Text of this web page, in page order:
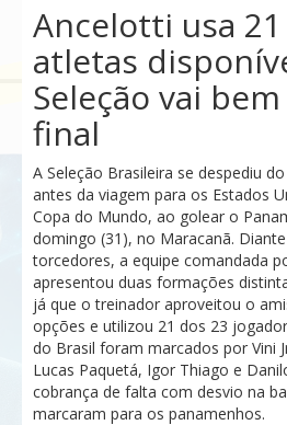
Ancelotti usa
atletas
Seleção vai
final
A Seleção Brasileira se despediu
antes da viagem para os Estados
Copa do Mundo, ao golear o
domingo (31), no Maracanã.
torcedores, a equipe comandada
apresentou duas formações
já que o treinador aproveitou o
opções e utilizou 21 dos 23
do Brasil foram marcados por Vini
Lucas Paquetá, Igor Thiago e
cobrança de falta com desvio na
marcaram para os panamenhos.